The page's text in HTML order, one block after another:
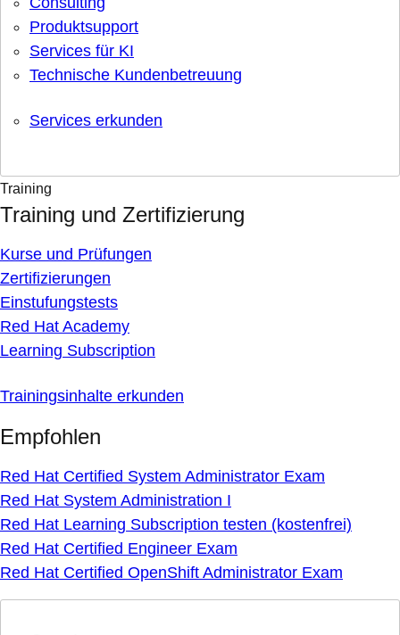
Produktsupport
Services für KI
Technische Kundenbetreuung
Services erkunden
Training
Training und Zertifizierung
Kurse und Prüfungen
Zertifizierungen
Einstufungstests
Red Hat Academy
Learning Subscription
Trainingsinhalte erkunden
Empfohlen
Red Hat Certified System Administrator Exam
Red Hat System Administration I
Red Hat Learning Subscription testen (kostenfrei)
Red Hat Certified Engineer Exam
Red Hat Certified OpenShift Administrator Exam